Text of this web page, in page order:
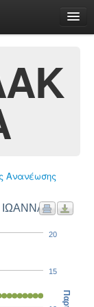
Ανανέωσης
ΙΩΑΝΝΑ
15
20